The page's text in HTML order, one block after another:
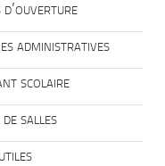
administratives
scolaire
salles